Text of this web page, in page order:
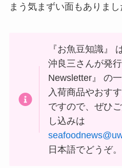
まう気まずい面もありまし
『お魚豆知識』
沖良三さんが発
Newsletter』 の
入荷商品やおす
ですので、ぜひ
し込みは
日本語でどうぞ。